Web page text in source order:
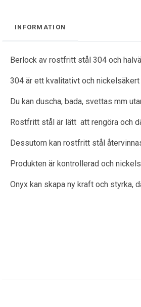
INFORMATION
Berlock av rostfritt stål 304 och
304 är ett kvalitativt och
Du kan duscha, bada, svettas mm
Rostfritt stål är lätt att rengöra och
Dessutom kan rostfritt stål
Produkten är kontrollerad och
Onyx kan skapa ny kraft och styrka,